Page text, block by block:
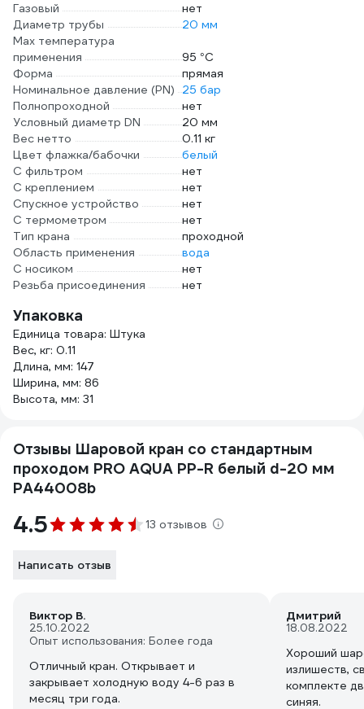
Газовый
нет
Диаметр трубы
20 мм
Max температура
применения
95 °С
Форма
прямая
Номинальное давление (PN)
25 бар
Полнопроходной
нет
Условный диаметр DN
20 мм
Вес нетто
0.11 кг
Цвет флажка/бабочки
белый
С фильтром
нет
С креплением
нет
Спускное устройство
нет
С термометром
нет
Тип крана
проходной
Область применения
вода
С носиком
нет
Резьба присоединения
нет
Упаковка
Единица товара: Штука
Вес, кг: 0.11
Длина, мм: 147
Ширина, мм: 86
Высота, мм: 31
Отзывы Шаровой кран со стандартным
проходом PRO AQUA PP-R белый d-20 мм
PA44008b
4.5 13 отзывов
Написать отзыв
Виктор В.
25.10.2022
Опыт использования: Более года
Отличный кран. Открывает и
закрывает холодную воду 4-6 раз в
месяц три года.
Дмитрий
18.08.2022
Хороший
излишеств,
комплекте
синяя.